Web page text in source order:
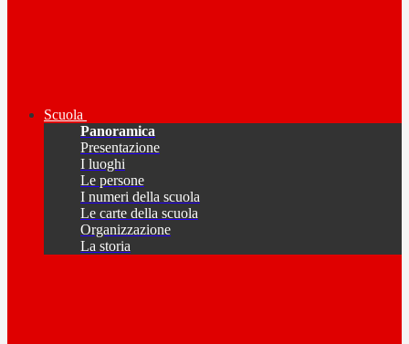
Scuola
Panoramica
Presentazione
I luoghi
Le persone
I numeri della scuola
Le carte della scuola
Organizzazione
La storia